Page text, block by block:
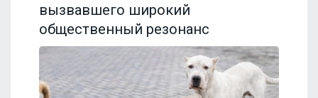
вызвавшего широкий
общественный резонанс